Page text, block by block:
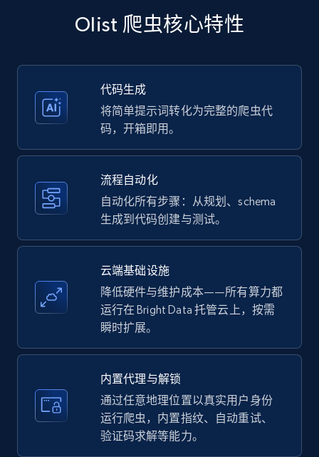
price, Currency, Availability, Reviews count, and
Amazon products - Collects products by
Title, Seller name, Brand, Description, Initial
price, Currency, Availability, Reviews count, and
Amazon products - find products by using
upc numbers
price, Currency, Availability, Reviews count, and
more.
5.7K+
Olist 爬虫核心特性
代码生成
将简单提示词转化为完整的爬虫代
码，开箱即用。
流程自动化
自动化所有步骤：从规划、schema
生成到代码创建与测试。
云端基础设施
降低硬件与维护成本——所有算力都
运行在 Bright Data 托管云上，按需
瞬时扩展。
内置代理与解锁
通过任意地理位置以真实用户身份
运行爬虫，内置指纹、自动重试、
验证码求解等能力。